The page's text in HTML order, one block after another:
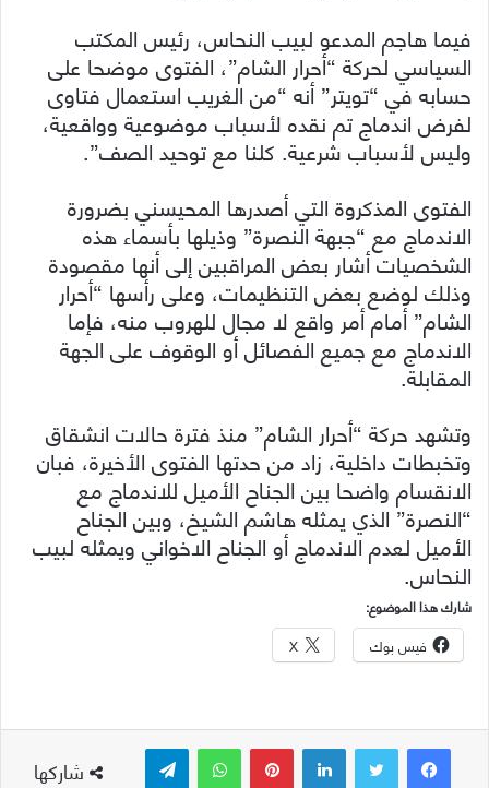
فيما هاجم المدعو لبيب النحاس، رئيس المكتب
السياسي لحركة “أحرار الشام”، الفتوى موضحا على
حسابه في “تويتر” أنه “من الغريب استعمال فتاوى
لفرض اندماج تم نقده لأسباب موضوعية وواقعية،
وليس لأسباب شرعية. كلنا مع توحيد الصف”.
الفتوى المذكروة التي أصدرها المحيسني بضرورة
الاندماج مع “جبهة النصرة” وذيلها بأسماء هذه
الشخصيات أشار بعض المراقبين إلى أنها مقصودة
وذلك لوضع بعض التنظيمات، وعلى رأسها “أحرار
الشام” أمام أمر واقع لا مجال للهروب منه، فإما
الاندماج مع جميع الفصائل أو الوقوف على الجهة
المقابلة.
وتشهد حركة “أحرار الشام” منذ فترة حالات انشقاق
وتخبطات داخلية، زاد من حدتها الفتوى الأخيرة، فبان
الانقسام واضحا بين الجناح الأميل للاندماج مع
“النصرة” الذي يمثله هاشم الشيخ، وبين الجناح
الأميل لعدم الاندماج أو الجناح الاخواني ويمثله لبيب
النحاس.
شارك هذا الموضوع:
فيس بوك X
شاركها
لينكدإن بينتيريست واتساب